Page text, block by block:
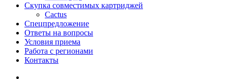
Скупка совместимых картриджей
Cactus
Спецпредложение
Ответы на вопросы
Условия приема
Работа с регионами
Контакты